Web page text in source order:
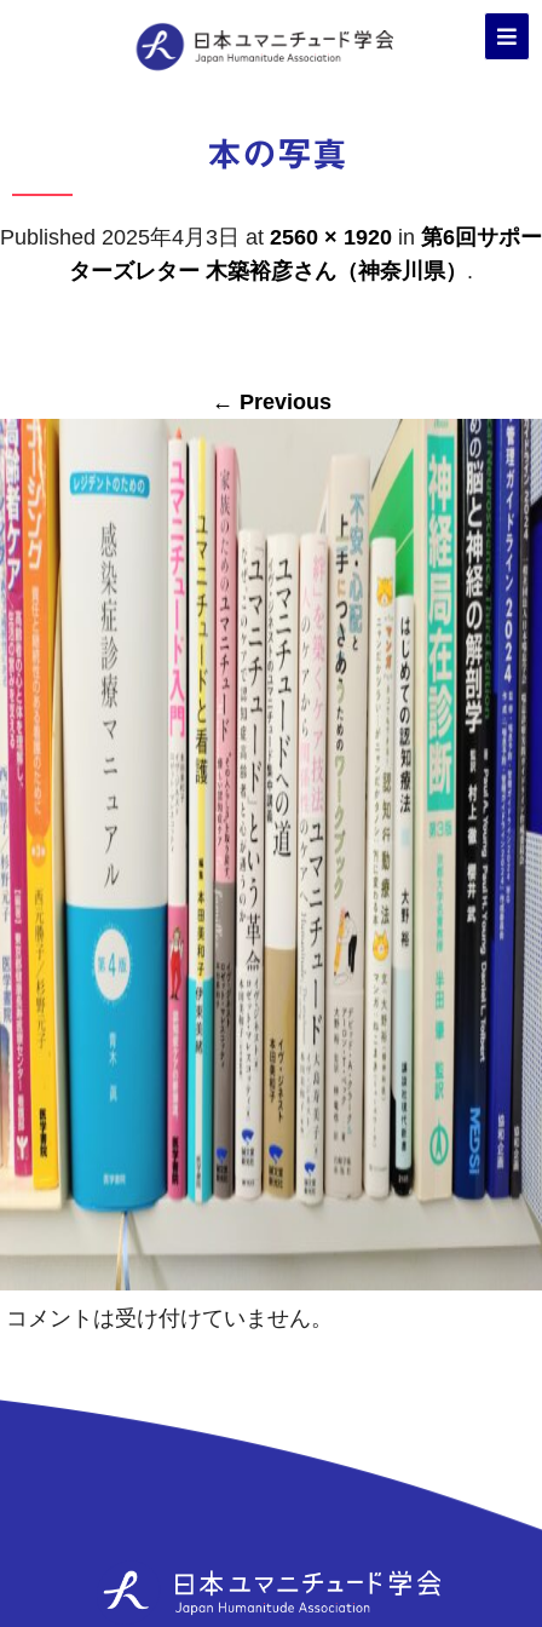
本の写真
Published 2025年4月3日 at 2560 × 1920 in 第6回サポー
ターズレター 木築裕彦さん（神奈川県） .
← Previous
コメントは受け付けていません。